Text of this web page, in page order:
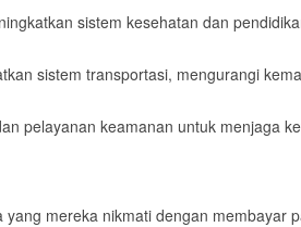
sistem kesehatan dan
sistem transportasi, mengurangi
pelayanan keamanan untuk menjaga
mereka nikmati dengan membayar